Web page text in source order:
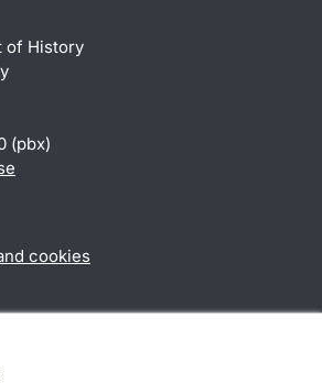
of History
(pbx)
cookies